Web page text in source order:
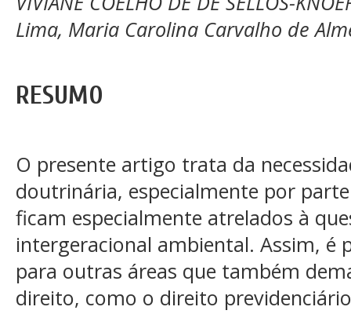
Lima, Maria Carolina Carvalho de
RESUMO
O presente artigo trata da
doutrinária, especialmente por
ficam especialmente atrelados à
intergeracional ambiental. Assim, é
para outras áreas que também
direito, como o direito